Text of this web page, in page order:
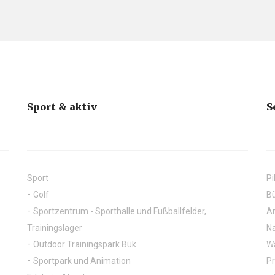
Sport & aktiv
Sport
Golf
Sportzentrum - Sporthalle und Fußballfelder,
Trainingslager
Outdoor Trainingspark Bük
Sportpark und Animation